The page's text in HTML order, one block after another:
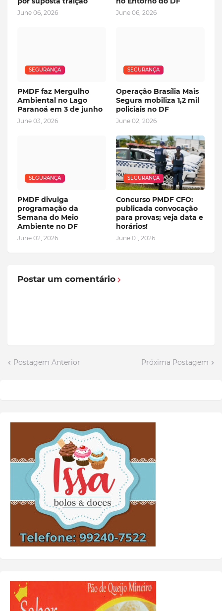
June 06, 2026 June 06, 2026
SEGURANÇA
PMDF faz Mergulho
Ambiental no Lago
Paranoá em 3 de junho
June 03, 2026
SEGURANÇA
Operação Brasília Mais
Segura mobiliza 1,2 mil
policiais no DF
June 02, 2026
SEGURANÇA
PMDF divulga
programação da
Semana do Meio
Ambiente no DF
June 02, 2026
SEGURANÇA
Concurso PMDF CFO:
publicada convocação
para provas; veja data e
horários!
June 01, 2026
Postar um comentário
Postagem Anterior Próxima Postagem